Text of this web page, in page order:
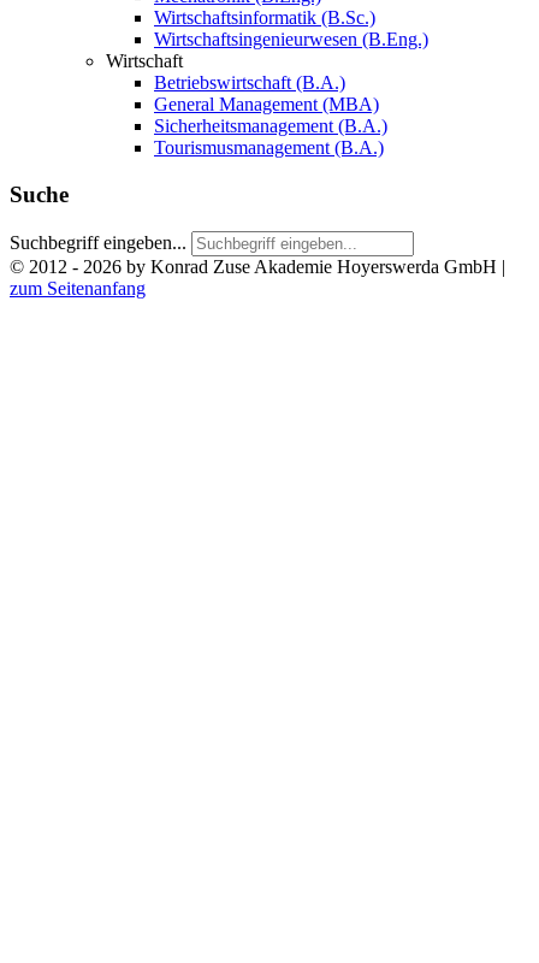
Wirtschaftsinformatik (B.Sc.)
Wirtschaftsingenieurwesen (B.Eng.)
Wirtschaft
Betriebswirtschaft (B.A.)
General Management (MBA)
Sicherheitsmanagement (B.A.)
Tourismusmanagement (B.A.)
Suche
Suchbegriff eingeben...
© 2012 - 2026 by Konrad Zuse Akademie Hoyerswerda GmbH |
zum Seitenanfang